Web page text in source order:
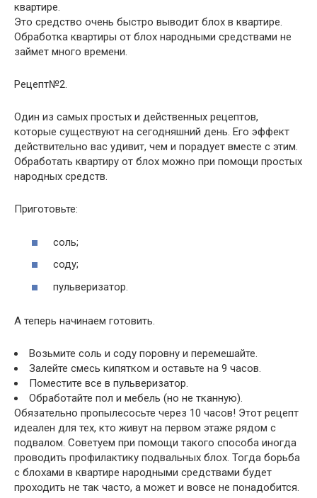
квартире.
Это средство очень быстро выводит блох в квартире.
Обработка квартиры от блох народными средствами не
займет много времени.
Рецепт№2.
Один из самых простых и действенных рецептов,
которые существуют на сегодняшний день. Его эффект
действительно вас удивит, чем и порадует вместе с этим.
Обработать квартиру от блох можно при помощи простых
народных средств.
Приготовьте:
соль;
соду;
пульверизатор.
А теперь начинаем готовить.
Возьмите соль и соду поровну и перемешайте.
Залейте смесь кипятком и оставьте на 9 часов.
Поместите все в пульверизатор.
Обработайте пол и мебель (но не тканную).
Обязательно пропылесосьте через 10 часов! Этот рецепт
идеален для тех, кто живут на первом этаже рядом с
подвалом. Советуем при помощи такого способа иногда
проводить профилактику подвальных блох. Тогда борьба
с блохами в квартире народными средствами будет
проходить не так часто, а может и вовсе не понадобится.